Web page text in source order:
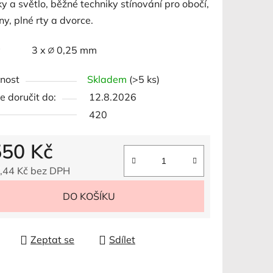
a světlo, běžné techniky stínování pro obočí,
plné rty a dvorce.
3 x ∅ 0,25 mm
Skladem (>5 ks)
doručit do:
12.8.2026
420
Kč
Kč bez DPH
DO KOŠÍKU
Zeptat se Sdílet